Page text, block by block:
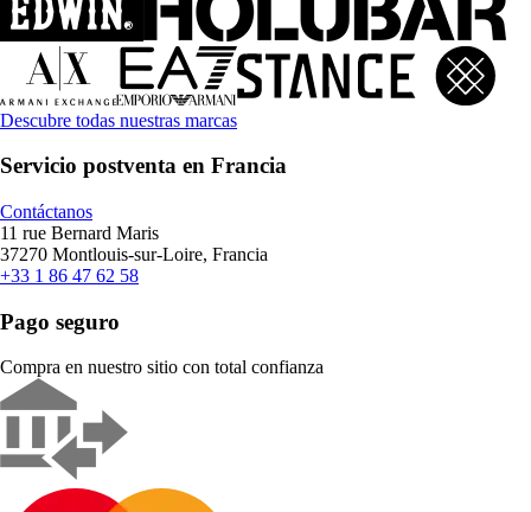
Descubre todas nuestras marcas
Servicio postventa en Francia
Contáctanos
11 rue Bernard Maris
37270 Montlouis-sur-Loire, Francia
+33 1 86 47 62 58
Pago seguro
Compra en nuestro sitio con total confianza